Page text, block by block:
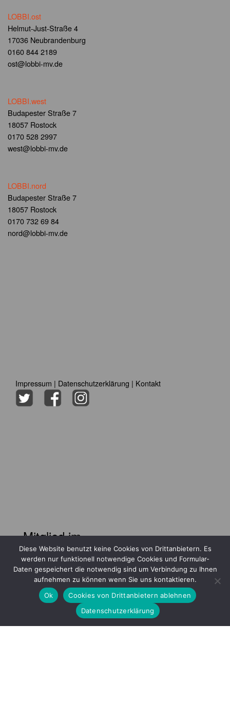
LOBBI.ost
Helmut-Just-Straße 4
17036 Neubrandenburg
0160 844 2189
ost@lobbi-mv.de
LOBBI.west
Budapester Straße 7
18057 Rostock
0170 528 2997
west@lobbi-mv.de
LOBBI.nord
Budapester Straße 7
18057 Rostock
0170 732 69 84
nord@lobbi-mv.de
Impressum | Datenschutzerklärung | Kontakt
Mitglied im
Diese Website benutzt keine Cookies von Drittanbietern. Es
werden nur funktionell notwendige Cookies und Formular-
Daten gespeichert die notwendig sind um Verbindung zu Ihnen
aufnehmen zu können wenn Sie uns kontaktieren.
Ok
Cookies von Drittanbietern ablehnen
Datenschutzerklärung